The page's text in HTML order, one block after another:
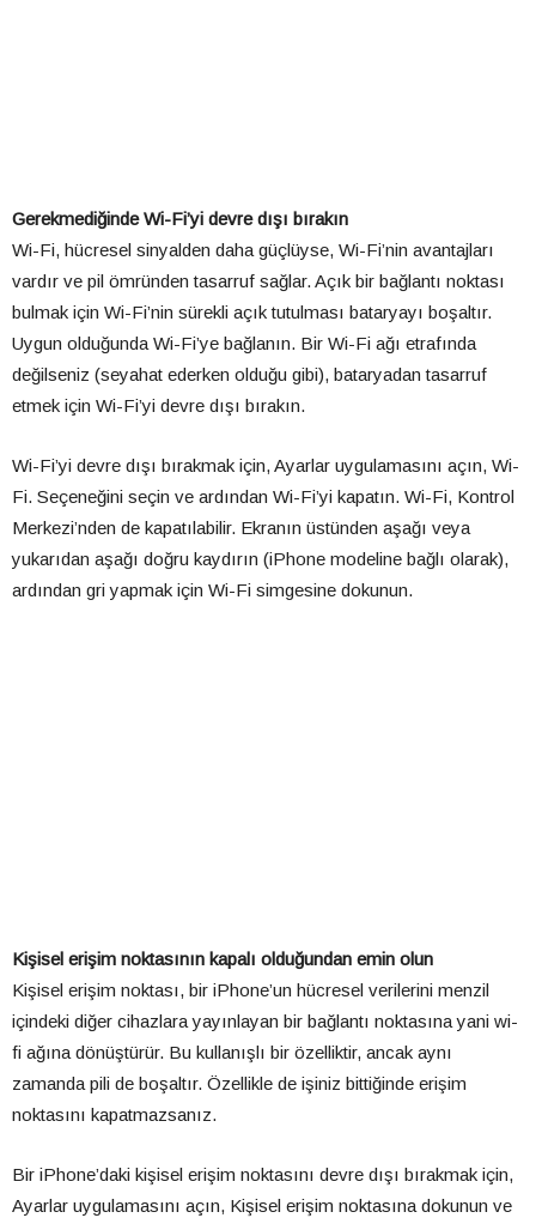
Gerekmediğinde Wi-Fi’yi devre dışı bırakın
Wi-Fi, hücresel sinyalden daha güçlüyse, Wi-Fi’nin avantajları
vardır ve pil ömründen tasarruf sağlar. Açık bir bağlantı noktası
bulmak için Wi-Fi’nin sürekli açık tutulması bataryayı boşaltır.
Uygun olduğunda Wi-Fi’ye bağlanın. Bir Wi-Fi ağı etrafında
değilseniz (seyahat ederken olduğu gibi), bataryadan tasarruf
etmek için Wi-Fi’yi devre dışı bırakın.
Wi-Fi’yi devre dışı bırakmak için, Ayarlar uygulamasını açın, Wi-
Fi. Seçeneğini seçin ve ardından Wi-Fi’yi kapatın. Wi-Fi, Kontrol
Merkezi’nden de kapatılabilir. Ekranın üstünden aşağı veya
yukarıdan aşağı doğru kaydırın (iPhone modeline bağlı olarak),
ardından gri yapmak için Wi-Fi simgesine dokunun.
Kişisel erişim noktasının kapalı olduğundan emin olun
Kişisel erişim noktası, bir iPhone’un hücresel verilerini menzil
içindeki diğer cihazlara yayınlayan bir bağlantı noktasına yani wi-
fi ağına dönüştürür. Bu kullanışlı bir özelliktir, ancak aynı
zamanda pili de boşaltır. Özellikle de işiniz bittiğinde erişim
noktasını kapatmazsanız.
Bir iPhone’daki kişisel erişim noktasını devre dışı bırakmak için,
Ayarlar uygulamasını açın, Kişisel erişim noktasına dokunun ve